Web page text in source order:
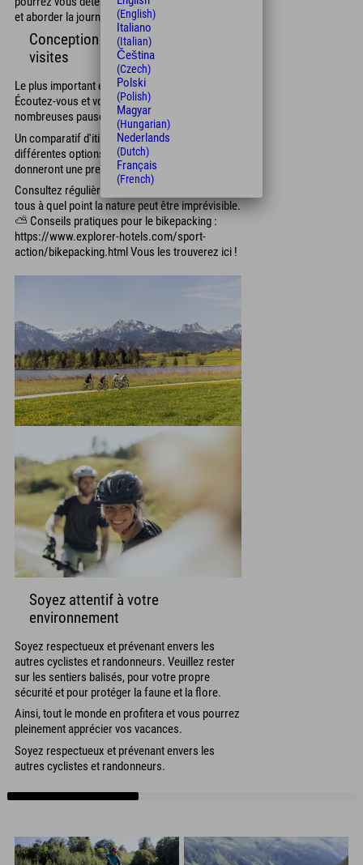
et aborder la journée suivante en pleine forme.
Conception de la planification de
visites
Le plus important est une bonne auto-évaluation.
Écoutez-vous et votre corps, et faites de
nombreuses pauses.
Un comparatif d'itinéraires vous présentera
différentes options, et les récits de voyage vous
donneront une première idée des conditions.
Consultez régulièrement la météo, car on sait
tous à quel point la nature peut être imprévisible.
⛅ Conseils pratiques pour le bikepacking :
https://www.explorer-hotels.com/sport-
action/bikepacking.html Vous les trouverez ici !
Soyez attentif à votre
environnement
Soyez respectueux et prévenant envers les
autres cyclistes et randonneurs. Veuillez rester
sur les sentiers balisés, pour votre propre
sécurité et pour protéger la faune et la flore.
Ainsi, tout le monde en profitera et vous pourrez
pleinement apprécier vos vacances.
Soyez respectueux et prévenant envers les
autres cyclistes et randonneurs.
(English)
Italiano
(Italian)
Čeština
(Czech)
Polski
(Polish)
Magyar
(Hungarian)
Nederlands
(Dutch)
Français
(French)